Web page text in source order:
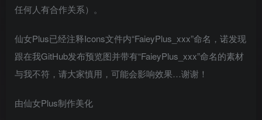
任何人有合作关系）。
仙女Plus已经注释Icons文件内“FaieyPlus_xxx”命名，诺发现
跟在我GitHub发布预览图并带有“FaieyPlus_xxx”命名的素材
与我不符，请大家慎用，可能会影响效果…谢谢！
由仙女Plus制作美化